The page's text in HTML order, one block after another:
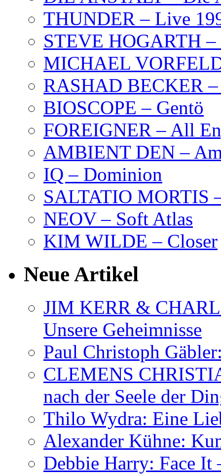
THUNDER – Live
STEVE HOGARTH –
MICHAEL
RASHAD BECKER
BIOSCOPE – Gentö
FOREIGNER – All
AMBIENT DEN –
IQ – Dominion
SALTATIO MORTIS
NEOV – Soft Atlas
KIM WILDE – Closer
Neue Artikel
JIM KERR &
Unsere Geheimnisse
Paul Christoph
CLEMENS
nach der Seele der
Thilo Wydra: Eine
Alexander Kühne:
Debbie Harry: Face